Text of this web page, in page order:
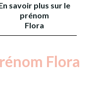
savoir plus sur le
prénom
Flora
Flora